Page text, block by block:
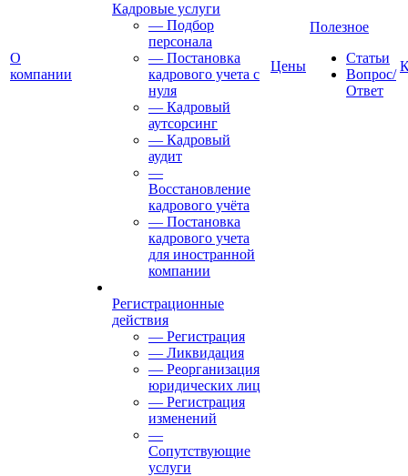
О
компании
Кадровые услуги
— Подбор
персонала
— Постановка
кадрового учета с
нуля
— Кадровый
аутсорсинг
— Кадровый
аудит
—
Восстановление
кадрового учёта
— Постановка
кадрового учета
для иностранной
компании
Регистрационные
действия
— Регистрация
— Ликвидация
— Реорганизация
юридических лиц
— Регистрация
изменений
—
Сопутствующие
услуги
Цены
Полезное
Статьи
Вопрос/
Ответ